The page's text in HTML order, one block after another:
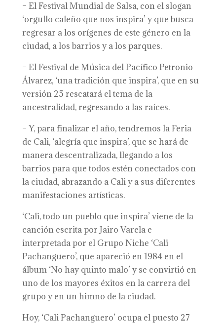
– El Festival Mundial de Salsa, con el slogan
‘orgullo caleño que nos inspira’ y que busca
regresar a los orígenes de este género en la
ciudad, a los barrios y a los parques.
– El Festival de Música del Pacífico Petronio
Álvarez, ‘una tradición que inspira’, que en su
versión 25 rescatará el tema de la
ancestralidad, regresando a las raíces.
– Y, para finalizar el año, tendremos la Feria
de Cali, ‘alegría que inspira’, que se hará de
manera descentralizada, llegando a los
barrios para que todos estén conectados con
la ciudad, abrazando a Cali y a sus diferentes
manifestaciones artísticas.
‘Cali, todo un pueblo que inspira’ viene de la
canción escrita por Jairo Varela e
interpretada por el Grupo Niche ‘Cali
Pachanguero’, que apareció en 1984 en el
álbum ‘No hay quinto malo’ y se convirtió en
uno de los mayores éxitos en la carrera del
grupo y en un himno de la ciudad.
Hoy, ‘Cali Pachanguero’ ocupa el puesto 27